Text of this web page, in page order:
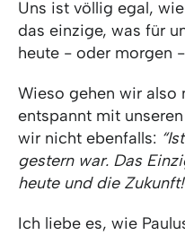
Uns ist völlig egal,
das einzige, was für
heute - oder morgen
Wieso gehen wir also
entspannt mit
wir nicht ebenfalls:
gestern war. Das
heute und die
Ich liebe es, wie